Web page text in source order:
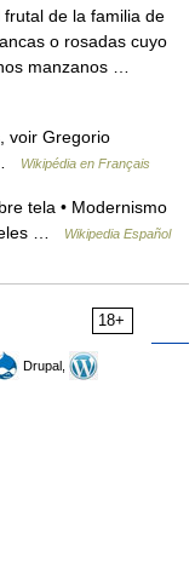
de la familia de
o rosadas cuyo
manzanos …
voir Gregorio
Wikipédia en Français
tela • Modernismo
…
Wikipedia Español
18+
Drupal,